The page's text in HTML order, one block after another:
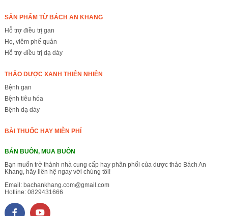
SẢN PHẨM TỪ BÁCH AN KHANG
Hỗ trợ điều trị gan
Ho, viêm phế quản
Hỗ trợ điều trị dạ dày
THẢO DƯỢC XANH THIÊN NHIÊN
Bệnh gan
Bệnh tiêu hóa
Bệnh dạ dày
BÀI THUỐC HAY MIỄN PHÍ
BÁN BUÔN, MUA BUÔN
Bạn muốn trở thành nhà cung cấp hay phân phối của dược thảo Bách An
Khang, hãy liên hệ ngay với chúng tôi!
Email: bachankhang.com@gmail.com
Hotline: 0829431666